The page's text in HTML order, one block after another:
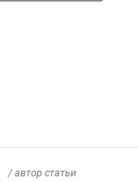
/ автор статьи